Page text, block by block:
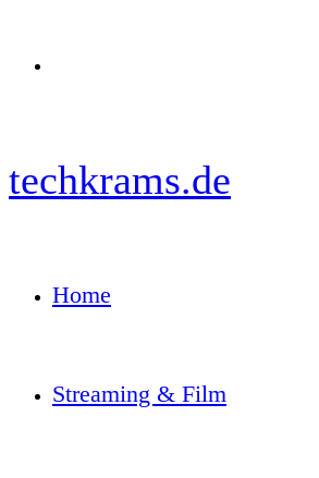
techkrams.de
Home
Streaming & Film